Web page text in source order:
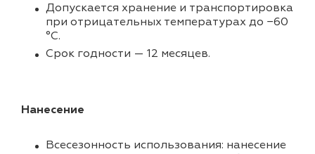
Допускается хранение и транспортировка
при отрицательных температурах до −60
°С.
Срок годности — 12 месяцев.
Нанесение
Всесезонность использования: нанесение